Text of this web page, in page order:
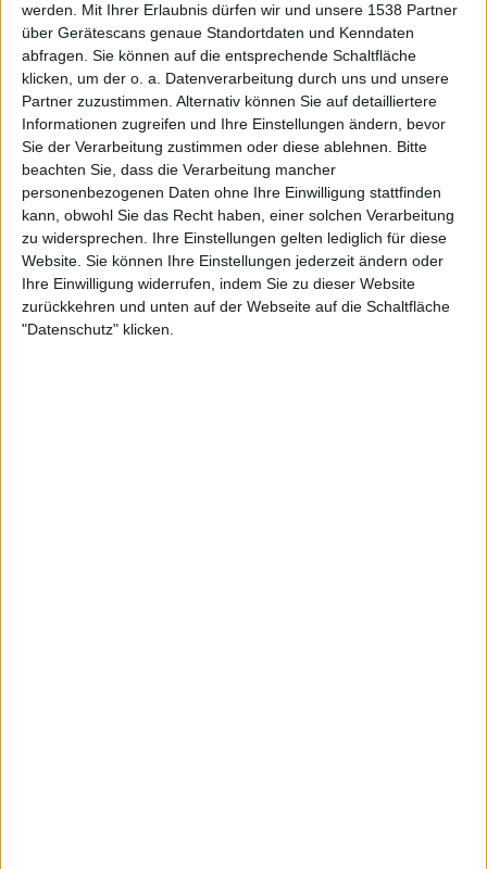
werden. Mit Ihrer Erlaubnis dürfen wir und unsere 1538 Partner
über Gerätescans genaue Standortdaten und Kenndaten
abfragen. Sie können auf die entsprechende Schaltfläche
klicken, um der o. a. Datenverarbeitung durch uns und unsere
Partner zuzustimmen. Alternativ können Sie auf detailliertere
Informationen zugreifen und Ihre Einstellungen ändern, bevor
Sie der Verarbeitung zustimmen oder diese ablehnen. Bitte
beachten Sie, dass die Verarbeitung mancher
personenbezogenen Daten ohne Ihre Einwilligung stattfinden
kann, obwohl Sie das Recht haben, einer solchen Verarbeitung
zu widersprechen. Ihre Einstellungen gelten lediglich für diese
Website. Sie können Ihre Einstellungen jederzeit ändern oder
Ihre Einwilligung widerrufen, indem Sie zu dieser Website
zurückkehren und unten auf der Webseite auf die Schaltfläche
"Datenschutz" klicken.
Aktuell
Paradise Lost - Greg Mackintosh im Interview auf dem RHZ